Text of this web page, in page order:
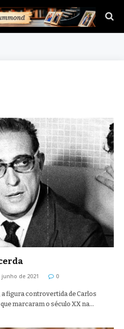
junho de 2021 0
figura controvertida de Carlos
marcaram o século XX na…